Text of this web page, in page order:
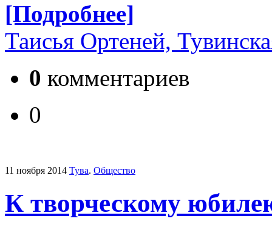
[Подробнее]
Таисья Ортеней,
0 комментариев
0
11 ноября 2014 Тува. Общество
К творческому